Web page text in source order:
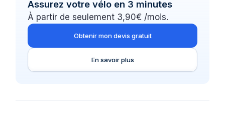
Assurez votre vélo en 3 minutes
À partir de seulement 3,90€ /mois.
Obtenir mon devis gratuit
En savoir plus